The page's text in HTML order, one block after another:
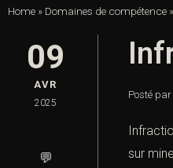
Home » Domaines de compétence »
09
AVR
2025
💬
Posté
sur